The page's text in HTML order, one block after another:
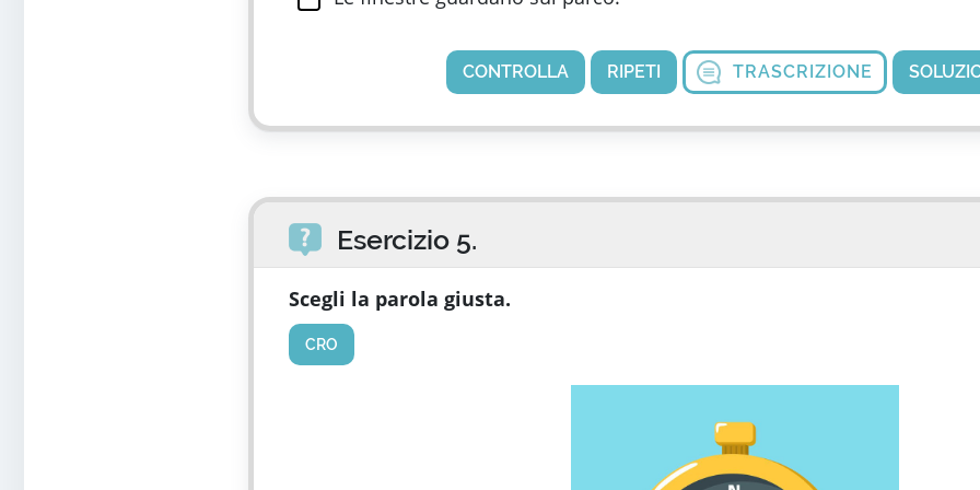
CONTROLLA RIPETI TRASCRIZIONE
Esercizio 5.
Scegli la parola giusta.
CRO